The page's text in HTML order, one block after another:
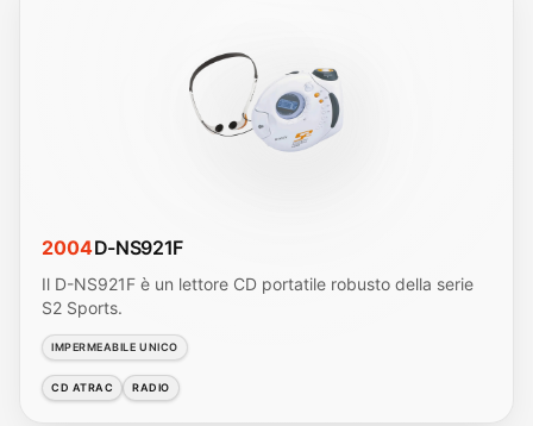
2004D-NS921F
Il D-NS921F è un lettore CD portatile robusto della serie
S2 Sports.
IMPERMEABILE UNICO
CD ATRAC RADIO